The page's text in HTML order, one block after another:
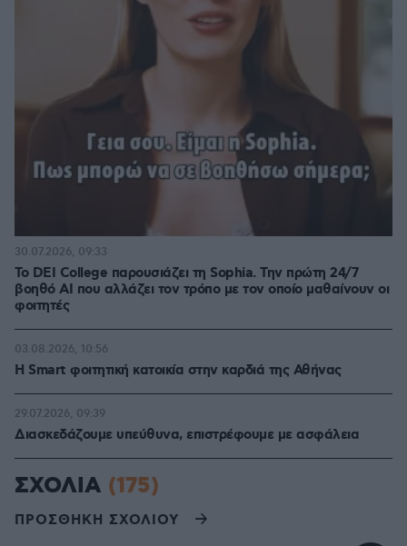
Το DEI College παρουσιάζει τη Sophia. Την πρώτη 24/7
βοηθό AI που αλλάζει τον τρόπο με τον οποίο μαθαίνουν οι
φοιτητές
30.07.2026, 09:33
Η Smart φοιτητική κατοικία στην καρδιά της Αθήνας
03.08.2026, 10:56
Διασκεδάζουμε υπεύθυνα, επιστρέφουμε με ασφάλεια
29.07.2026, 09:39
ΣΧΟΛΙΑ (175)
ΠΡΟΣΘΗΚΗ ΣΧΟΛΙΟΥ